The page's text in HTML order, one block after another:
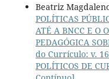
Beatriz
POLÍTICAS
ATÉ A BNCC E O
PEDAGÓGICA
do Currículo: v. 16
POLÍTICOS DE